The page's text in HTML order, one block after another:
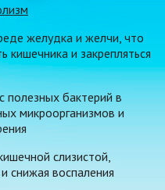
желудка и желчи, что
кишечника и закрепляться
полезных бактерий в
микроорганизмов и
слизистой,
снижая воспаления